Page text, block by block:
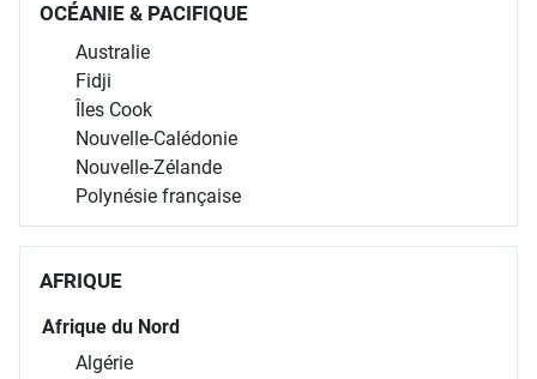
OCÉANIE & PACIFIQUE
Australie
Fidji
Îles Cook
Nouvelle-Calédonie
Nouvelle-Zélande
Polynésie française
AFRIQUE
Afrique du Nord
Algérie